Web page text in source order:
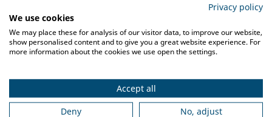
✓ Indien op voorraad binnen
verzonden
✓ Gratis verzendingvanaf €250,-
✓ Ook na aankoop bieden weservice en
ondersteuning
Privacy policy
We use cookies
We may place these for analysis of our visitor data, to improve our website,
show personalised content and to give you a great website experience. For
more information about the cookies we use open the settings.
Accept all
Deny
No, adjust